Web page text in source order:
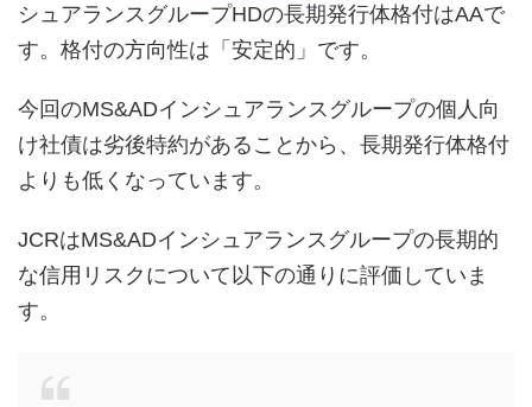
シュアランスグループHDの長期発行体格付はAAで
す。格付の方向性は「安定的」です。
今回のMS&ADインシュアランスグループの個人向
け社債は劣後特約があることから、長期発行体格付
よりも低くなっています。
JCRはMS&ADインシュアランスグループの長期的
な信用リスクについて以下の通りに評価していま
す。